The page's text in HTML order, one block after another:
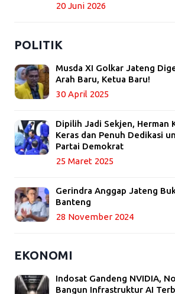
20 Juni 2026
POLITIK
Musda XI Golkar Jateng
Arah Baru, Ketua Baru!
30 April 2025
Dipilih Jadi Sekjen, Herman
Keras dan Penuh Dedikasi
Partai Demokrat
25 Maret 2025
Gerindra Anggap Jateng
Banteng
28 November 2024
EKONOMI
Indosat Gandeng NVIDIA,
Bangun Infrastruktur AI